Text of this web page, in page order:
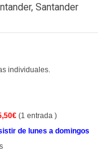
Santander
individuales.
(1 entrada )
de lunes a domingos